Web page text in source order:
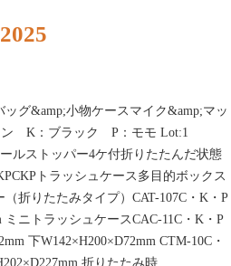
グ&amp;小物ケースマイク&amp;マッ
ン K：ブラック P：モモ Lot:1
ルストッパー4ケ付折りたたんだ状態
トラッシュケース多目的ボックス
折りたたみタイプ）CAT-107C・K・P
ミニトラッシュケースCAC-11C・K・P
下W142×H200×D72mm CTM-10C・
折りたたみ時